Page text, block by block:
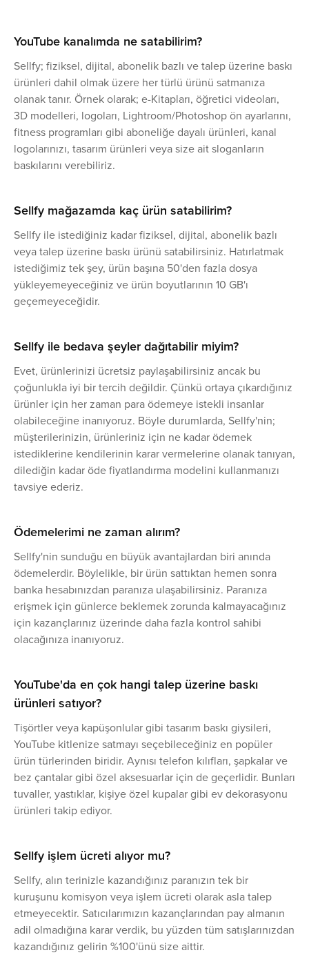
YouTube kanalımda ne satabilirim?
Sellfy; fiziksel, dijital, abonelik bazlı ve talep üzerine baskı
ürünleri dahil olmak üzere her türlü ürünü satmanıza
olanak tanır. Örnek olarak; e-Kitapları, öğretici videoları,
3D modelleri, logoları, Lightroom/Photoshop ön ayarlarını,
fitness programları gibi aboneliğe dayalı ürünleri, kanal
logolarınızı, tasarım ürünleri veya size ait sloganların
baskılarını verebiliriz.
Sellfy mağazamda kaç ürün satabilirim?
Sellfy ile istediğiniz kadar fiziksel, dijital, abonelik bazlı
veya talep üzerine baskı ürünü satabilirsiniz. Hatırlatmak
istediğimiz tek şey, ürün başına 50'den fazla dosya
yükleyemeyeceğiniz ve ürün boyutlarının 10 GB'ı
geçemeyeceğidir.
Sellfy ile bedava şeyler dağıtabilir miyim?
Evet, ürünlerinizi ücretsiz paylaşabilirsiniz ancak bu
çoğunlukla iyi bir tercih değildir. Çünkü ortaya çıkardığınız
ürünler için her zaman para ödemeye istekli insanlar
olabileceğine inanıyoruz. Böyle durumlarda, Sellfy'nin;
müşterilerinizin, ürünleriniz için ne kadar ödemek
istediklerine kendilerinin karar vermelerine olanak tanıyan,
dilediğin kadar öde fiyatlandırma modelini kullanmanızı
tavsiye ederiz.
Ödemelerimi ne zaman alırım?
Sellfy'nin sunduğu en büyük avantajlardan biri anında
ödemelerdir. Böylelikle, bir ürün sattıktan hemen sonra
banka hesabınızdan paranıza ulaşabilirsiniz. Paranıza
erişmek için günlerce beklemek zorunda kalmayacağınız
için kazançlarınız üzerinde daha fazla kontrol sahibi
olacağınıza inanıyoruz.
YouTube'da en çok hangi talep üzerine baskı
ürünleri satıyor?
Tişörtler veya kapüşonlular gibi tasarım baskı giysileri,
YouTube kitlenize satmayı seçebileceğiniz en popüler
ürün türlerinden biridir. Aynısı telefon kılıfları, şapkalar ve
bez çantalar gibi özel aksesuarlar için de geçerlidir. Bunları
tuvaller, yastıklar, kişiye özel kupalar gibi ev dekorasyonu
ürünleri takip ediyor.
Sellfy işlem ücreti alıyor mu?
Sellfy, alın terinizle kazandığınız paranızın tek bir
kuruşunu komisyon veya işlem ücreti olarak asla talep
etmeyecektir. Satıcılarımızın kazançlarından pay almanın
adil olmadığına karar verdik, bu yüzden tüm satışlarınızdan
kazandığınız gelirin %100'ünü size aittir.